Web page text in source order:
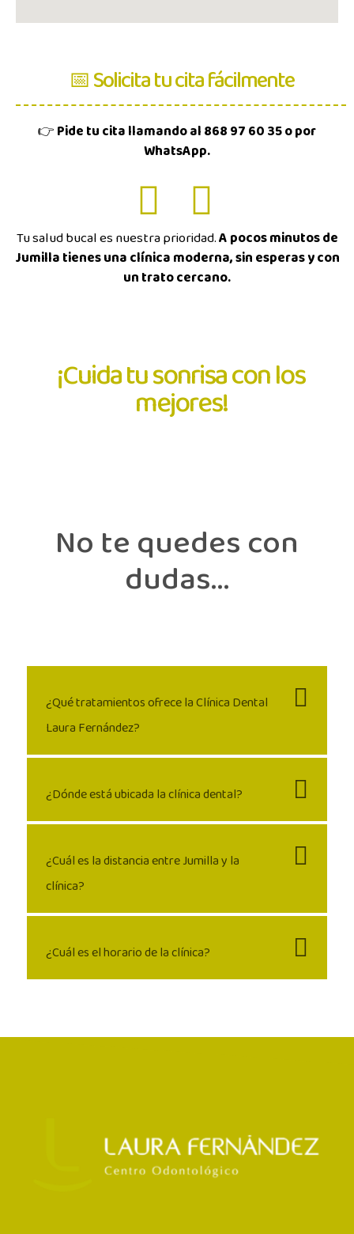
📅 Solicita tu cita fácilmente
👉Pide tu cita llamando al 868 97 60 35 o por
WhatsApp.
Tu salud bucal es nuestra prioridad.A pocos minutos de
Jumilla tienes una clínica moderna, sin esperas y con
un trato cercano.
¡Cuida tu sonrisa con los
mejores!
No te quedes con
dudas...
¿Qué tratamientos ofrece la Clínica Dental
Laura Fernández?
¿Dónde está ubicada la clínica dental?
¿Cuál es la distancia entre Jumilla y la
clínica?
¿Cuál es el horario de la clínica?